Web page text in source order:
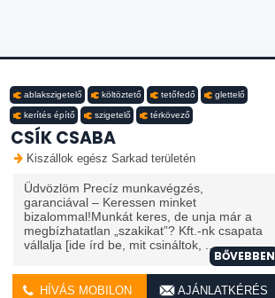
ablakszigetelő költöztető tetőfedő glettelő
kerítés építő szigetelő térkövező
CSÍK CSABA
Kiszállok egész Sarkad területén
Üdvözlöm Precíz munkavégzés,
garanciával – Keressen minket
bizalommal!Munkát keres, de unja már a
megbízhatatlan „szakikat”? Kft.-nk csapata
vállalja [ide írd be, mit csináltok, ...
BŐVEBBEN
HÍVÁS MOBILON AJÁNLATKÉRÉS